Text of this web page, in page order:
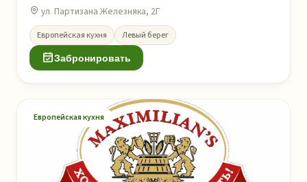
ул. Партизана Железняка, 2Г
Европейская кухня Левый берег
Забронировать
Европейская кухня